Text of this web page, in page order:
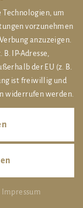
Technologien, um
vorzunehmen
anzuzeigen.
IP-Adresse,
der EU (z. B.
ist freiwillig und
widerrufen werden.
Impressum
wir
Für den Inhalt
Betreiber
auf eine
wir Sie uns
hof.de
.
bereitgestellten